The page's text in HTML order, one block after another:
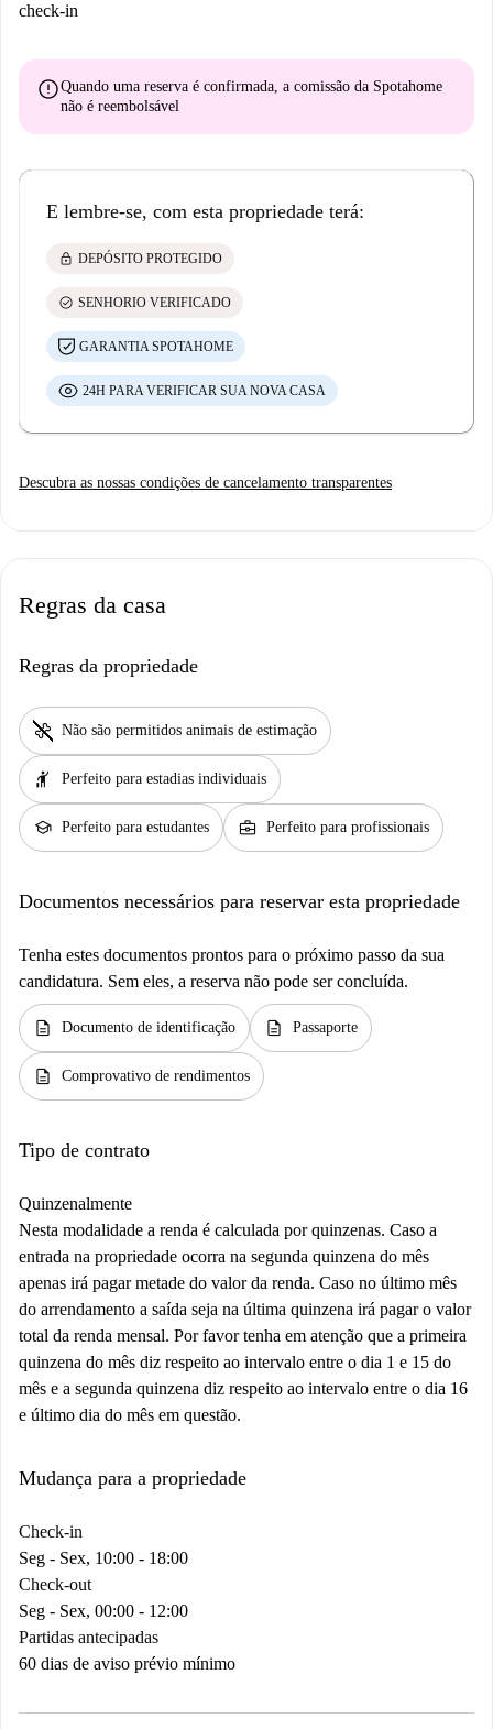
check-in
errorQuando uma reserva é confirmada, a comissão da Spotahome
não é reembolsável
E lembre-se, com esta propriedade terá:
lock DEPÓSITO PROTEGIDO
check_circle SENHORIO VERIFICADO
GARANTIA SPOTAHOME
24H PARA VERIFICAR SUA NOVA CASA
Descubra as nossas condições de cancelamento transparentes
Regras da casa
Regras da propriedade
pet_supplies Não são permitidos animais de estimação
hail Perfeito para estadias individuais
school Perfeito para estudantes business_center Perfeito para profissionais
Documentos necessários para reservar esta propriedade
Tenha estes documentos prontos para o próximo passo da sua
candidatura. Sem eles, a reserva não pode ser concluída.
description Documento de identificação description Passaporte
description Comprovativo de rendimentos
Tipo de contrato
Quinzenalmente
Nesta modalidade a renda é calculada por quinzenas. Caso a
entrada na propriedade ocorra na segunda quinzena do mês
apenas irá pagar metade do valor da renda. Caso no último mês
do arrendamento a saída seja na última quinzena irá pagar o valor
total da renda mensal. Por favor tenha em atenção que a primeira
quinzena do mês diz respeito ao intervalo entre o dia 1 e 15 do
mês e a segunda quinzena diz respeito ao intervalo entre o dia 16
e último dia do mês em questão.
Mudança para a propriedade
Check-in
Seg - Sex, 10:00 - 18:00
Check-out
Seg - Sex, 00:00 - 12:00
Partidas antecipadas
60 dias de aviso prévio mínimo